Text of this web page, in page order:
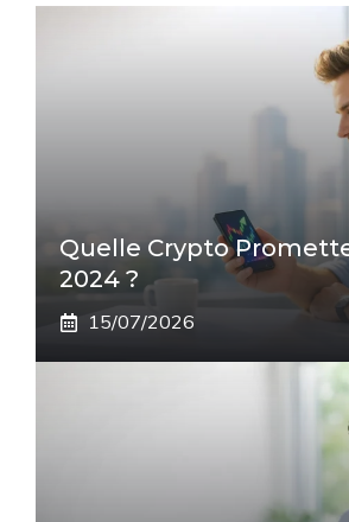
Quelle Crypto
2024 ?
15/07/2026